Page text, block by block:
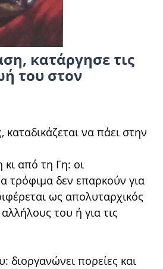
κατάργησε τις
του στον
καταδικάζεται να πάει στην
κι από τη Γη: οι
τρόφιμα δεν επαρκούν για
ως απολυταρχικός
του ή για τις
διοργανώνει πορείες και